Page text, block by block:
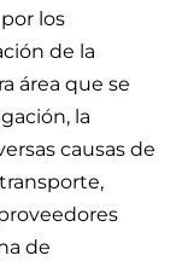
los
de la
área que se
la
causas de
de